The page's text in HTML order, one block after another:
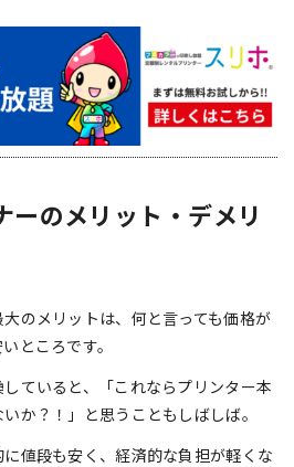
ーのメリット・デメリ
のメリットは、何と言っても価格が
ところです。
ていると、「これならプリンター本
か？！」と思うこともしばしば。
値段も安く、経済的な負担が軽くな